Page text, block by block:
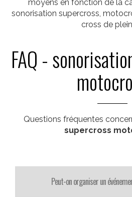
moyens en fonction de la
sonorisation supercross,
cross de plein
FAQ -
Questions fréquentes
supercross
Peut-on organiser un